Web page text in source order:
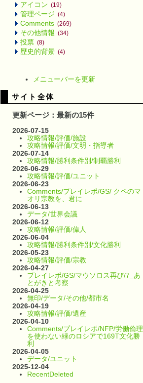
アイコン (19)
管理ページ (4)
Comments (269)
その他情報 (34)
投票 (8)
歴史的背景 (4)
メニューバーを更新
サイト全体
更新ページ：最新の15件
2026-07-15
攻略情報/評価/施設
攻略情報/評価/文明・指導者
2026-07-14
攻略情報/勝利条件別/制覇勝利
2026-06-29
攻略情報/評価/ユニット
2026-06-23
Comments/プレイレポ/GS/ クペのマ
オリ宗教を、君に
2026-06-13
データ/世界会議
2026-06-12
攻略情報/評価/偉人
2026-06-04
攻略情報/勝利条件別/文化勝利
2026-05-23
攻略情報/評価/宗教
2026-04-27
プレイレポ/GS/マウソロス再び/7_あ
とがきと考察
2026-04-25
無印/データ/その他/都市名
2026-04-19
攻略情報/評価/遺産
2026-04-10
Comments/プレイレポ/NFP/労働倫理
を使わない緑のロシアで169T文化勝
利
2026-04-05
データ/ユニット
2025-12-04
RecentDeleted